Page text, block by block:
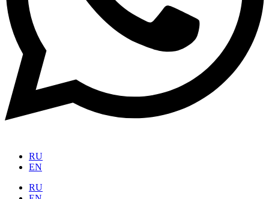
RU
EN
RU